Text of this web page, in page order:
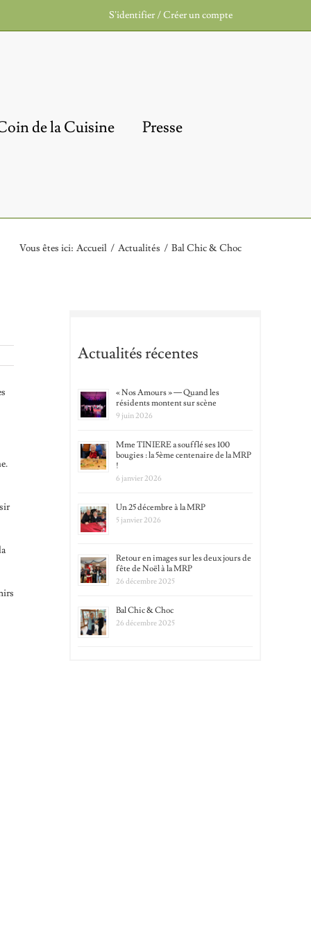
S’identifier / Créer un compte
de la Cuisine Presse
Vous êtes ici: Accueil / Actualités / Bal Chic & Choc
Actualités récentes
« Nos Amours » — Quand les
résidents montent sur scène
9 juin 2026
Mme TINIERE a soufflé ses 100
bougies : la 5ème centenaire de la MRP
!
6 janvier 2026
Un 25 décembre à la MRP
5 janvier 2026
Retour en images sur les deux jours de
fête de Noël à la MRP
26 décembre 2025
Bal Chic & Choc
26 décembre 2025